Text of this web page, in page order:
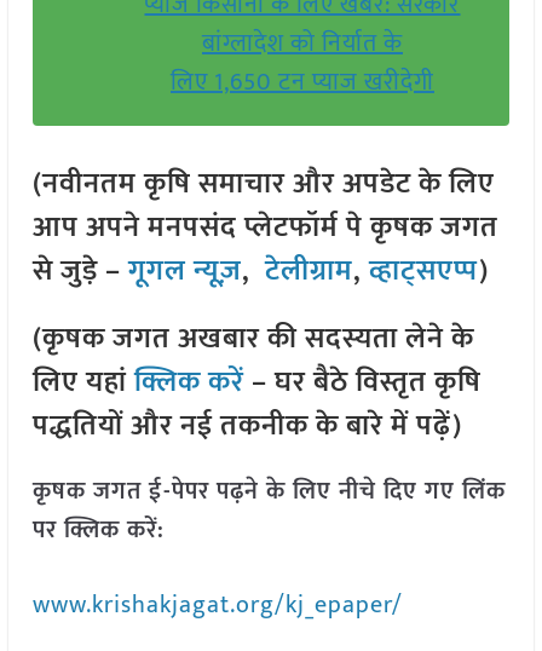
बांग्लादेश को निर्यात के
लिए 1,650 टन प्याज खरीदेगी
(नवीनतम कृषि समाचार और अपडेट के लिए
आप अपने मनपसंद प्लेटफॉर्म पे कृषक जगत
से जुड़े –गूगल न्यूज़,टेलीग्राम,व्हाट्सएप्प)
(कृषक जगत अखबार की सदस्यता लेने के
लिए यहांक्लिक करें– घर बैठे विस्तृत कृषि
पद्धतियों और नई तकनीक के बारे में पढ़ें)
कृषक जगत ई-पेपर पढ़ने के लिए नीचे दिए गए लिंक
पर क्लिक करें:
www.krishakjagat.org/kj_epaper/